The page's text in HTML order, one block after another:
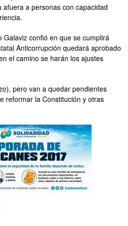
a personas con capacidad
Galaviz confió en que se cumplirá
Anticorrupción quedará aprobado
el camino se harán los ajustes
pero van a quedar pendientes
reformar la Constitución y otras